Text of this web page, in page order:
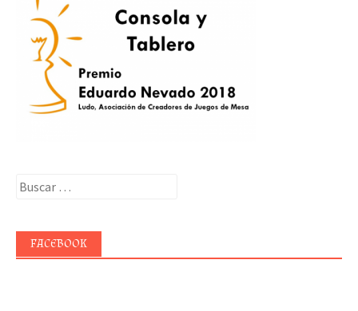
Buscar:
FACEBOOK